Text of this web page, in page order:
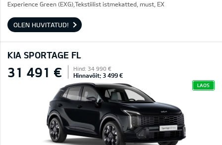
Experience Green (EXG),Tekstiilist istmekatted, must, EX
OLEN HUVITATUD!
KIA SPORTAGE FL
31 491 € Hind: 34 990 €
Hinnavõit: 3 499 €
LAOS